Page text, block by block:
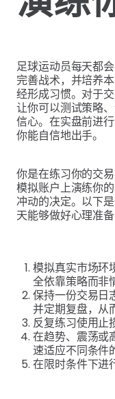
足球运动员每天都
完善战术，并培养
经形成习惯。对于
让你可以测试策略
信心。在实盘前进
你能自信地出手。
你是在练习你的交
模拟账户上演练你
冲动的决定。以下
天能够做好心理准备
模拟真实市场环
全依靠策略而非
保持一份交易日
并定期复盘，从
反复练习使用止
在趋势、震荡或
速适应不同条件
在限时条件下进